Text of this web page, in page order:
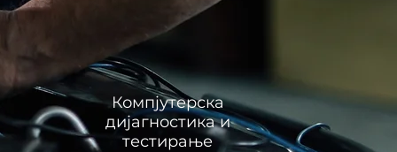
Компјутерска
дијагностика и
тестирање